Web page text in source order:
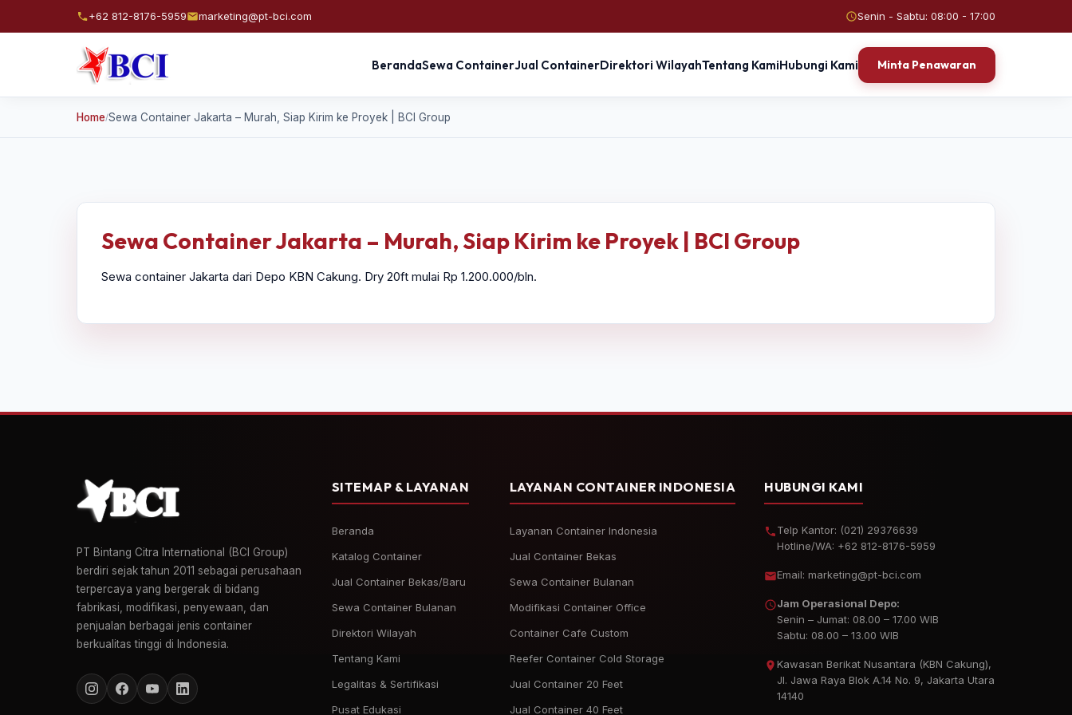
+62 812-8176-5959 marketing@pt-bci.com Senin - Sabtu: 08:00 - 17:00
BerandaSewa ContainerJual ContainerDirektori WilayahTentang KamiHubungi Kami Minta Penawaran
Home/Sewa Container Jakarta – Murah, Siap Kirim ke Proyek | BCI Group
Sewa Container Jakarta – Murah, Siap Kirim ke Proyek | BCI Group
Sewa container Jakarta dari Depo KBN Cakung. Dry 20ft mulai Rp 1.200.000/bln.
PT Bintang Citra International (BCI Group)
berdiri sejak tahun 2011 sebagai perusahaan
terpercaya yang bergerak di bidang
fabrikasi, modifikasi, penyewaan, dan
penjualan berbagai jenis container
berkualitas tinggi di Indonesia.
SITEMAP & LAYANAN
Beranda
Katalog Container
Jual Container Bekas/Baru
Sewa Container Bulanan
Direktori Wilayah
Tentang Kami
Legalitas & Sertifikasi
Pusat Edukasi
LAYANAN CONTAINER INDONESIA
Layanan Container Indonesia
Jual Container Bekas
Sewa Container Bulanan
Modifikasi Container Office
Container Cafe Custom
Reefer Container Cold Storage
Jual Container 20 Feet
Jual Container 40 Feet
HUBUNGI KAMI
Telp Kantor: (021) 29376639
Hotline/WA: +62 812-8176-5959
Email:marketing@pt-bci.com
Jam Operasional Depo:
Senin – Jumat: 08.00 – 17.00 WIB
Sabtu: 08.00 – 13.00 WIB
Kawasan Berikat Nusantara (KBN Cakung),
Jl. Jawa Raya Blok A.14 No. 9, Jakarta Utara
14140